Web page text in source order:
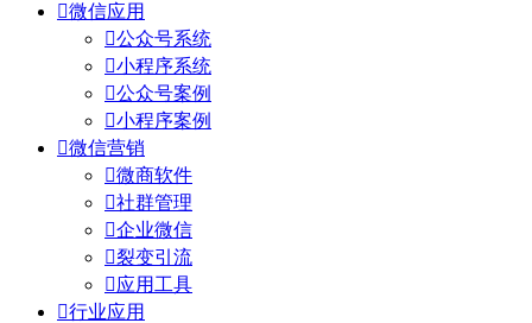
微信应用
公众号系统
小程序系统
公众号案例
小程序案例
微信营销
微商软件
社群管理
企业微信
裂变引流
应用工具
行业应用